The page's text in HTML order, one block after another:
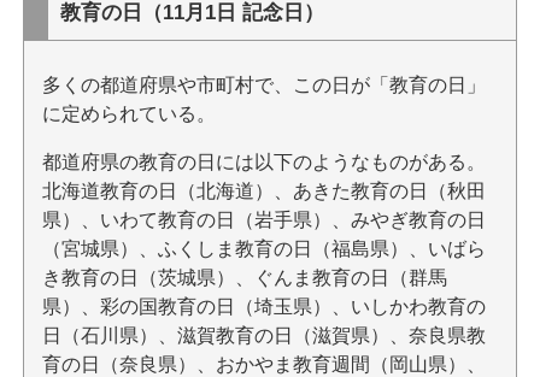
教育の日（11月1日 記念日）
多くの都道府県や市町村で、この日が「教育の日」
に定められている。
都道府県の教育の日には以下のようなものがある。
北海道教育の日（北海道）、あきた教育の日（秋田
県）、いわて教育の日（岩手県）、みやぎ教育の日
（宮城県）、ふくしま教育の日（福島県）、いばら
き教育の日（茨城県）、ぐんま教育の日（群馬
県）、彩の国教育の日（埼玉県）、いしかわ教育の
日（石川県）、滋賀教育の日（滋賀県）、奈良県教
育の日（奈良県）、おかやま教育週間（岡山県）、